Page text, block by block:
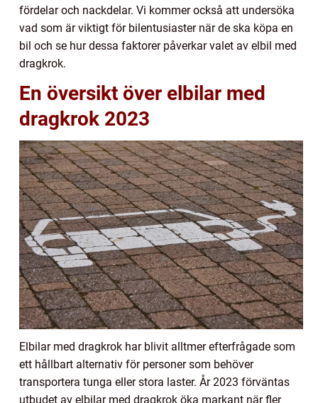
fördelar och nackdelar. Vi kommer också att undersöka
vad som är viktigt för bilentusiaster när de ska köpa en
bil och se hur dessa faktorer påverkar valet av elbil med
dragkrok.
En översikt över elbilar med
dragkrok 2023
Elbilar med dragkrok har blivit alltmer efterfrågade som
ett hållbart alternativ för personer som behöver
transportera tunga eller stora laster. År 2023 förväntas
utbudet av elbilar med dragkrok öka markant när fler